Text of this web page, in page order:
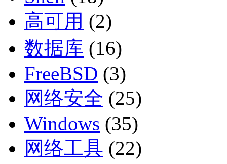
高可用 (2)
数据库 (16)
FreeBSD (3)
网络安全 (25)
Windows (35)
网络工具 (22)